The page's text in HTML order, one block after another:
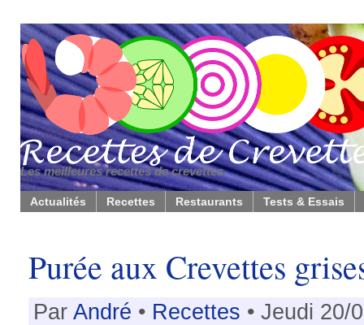
Les meilleures recettes de crevettes
Actualités Recettes Restaurants Tests & Essais
Purée aux Crevettes
Par André • Recettes • Jeudi 20/